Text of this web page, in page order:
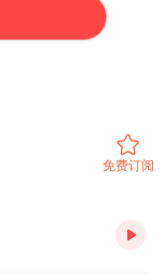
免费订阅